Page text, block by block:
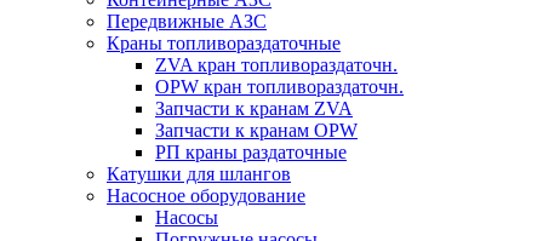
Передвижные АЗС
Краны топливораздаточные
ZVA кран топливораздаточн.
OPW кран топливораздаточн.
Запчасти к кранам ZVA
Запчасти к кранам OPW
РП краны раздаточные
Катушки для шлангов
Насосное оборудование
Насосы